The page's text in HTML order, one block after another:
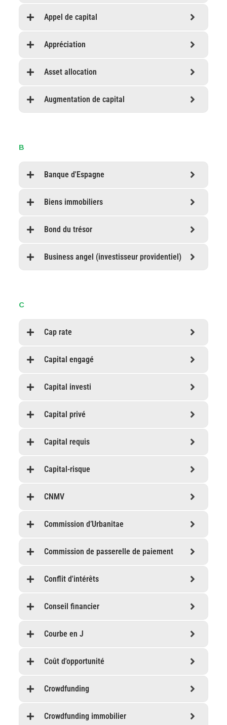
Appel de capital
Appréciation
Asset allocation
Augmentation de capital
B
Banque d'Espagne
Biens immobiliers
Bond du trésor
Business angel (investisseur providentiel)
C
Cap rate
Capital engagé
Capital investi
Capital privé
Capital requis
Capital-risque
CNMV
Commission d’Urbanitae
Commission de passerelle de paiement
Conflit d'intérêts
Conseil financier
Courbe en J
Coût d'opportunité
Crowdfunding
Crowdfunding immobilier